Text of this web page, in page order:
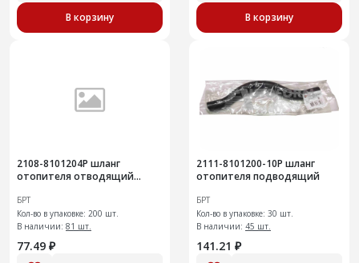
В корзину В корзину
2108-8101204Р шланг
отопителя отводящий
БРТ
Кол-во в упаковке: 200 шт.
В наличии: 81 шт.
77.49 ₽
2111-8101200-10Р шланг
отопителя подводящий
БРТ
Кол-во в упаковке: 30 шт.
В наличии: 45 шт.
141.21 ₽